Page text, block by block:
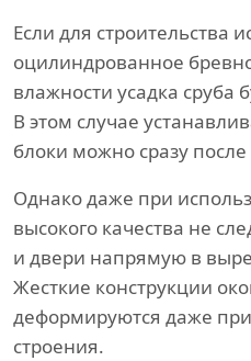
Если для строительства
оцилиндрованное
влажности усадка сруба
В этом случае
блоки можно сразу
Однако даже при
высокого качества не
и двери напрямую в
Жесткие конструкции
деформируются даже
строения.